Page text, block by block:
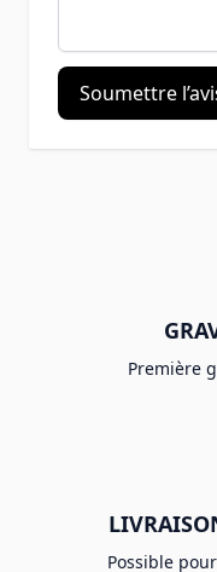
Soumettre
Première
Possible